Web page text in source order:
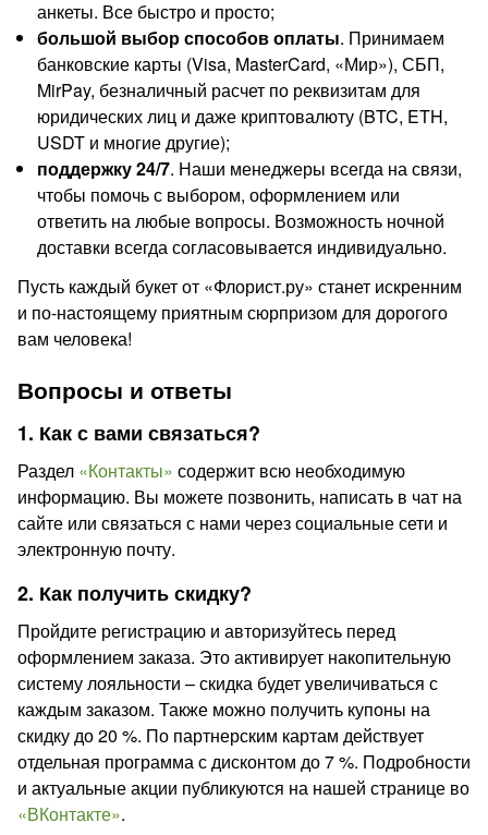
анкеты. Все быстро и просто;
большой выбор способов оплаты. Принимаем
банковские карты (Visa, MasterCard, «Мир»), СБП,
MirPay, безналичный расчет по реквизитам для
юридических лиц и даже криптовалюту (BTC, ETH,
USDT и многие другие);
поддержку 24/7. Наши менеджеры всегда на связи,
чтобы помочь с выбором, оформлением или
ответить на любые вопросы. Возможность ночной
доставки всегда согласовывается индивидуально.
Пусть каждый букет от «Флорист.ру» станет искренним
и по-настоящему приятным сюрпризом для дорогого
вам человека!
Вопросы и ответы
1. Как с вами связаться?
Раздел «Контакты» содержит всю необходимую
информацию. Вы можете позвонить, написать в чат на
сайте или связаться с нами через социальные сети и
электронную почту.
2. Как получить скидку?
Пройдите регистрацию и авторизуйтесь перед
оформлением заказа. Это активирует накопительную
систему лояльности – скидка будет увеличиваться с
каждым заказом. Также можно получить купоны на
скидку до 20 %. По партнерским картам действует
отдельная программа с дисконтом до 7 %. Подробности
и актуальные акции публикуются на нашей странице во
«ВКонтакте».